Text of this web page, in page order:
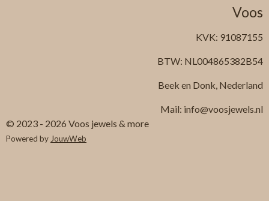
Voos
KVK: 91087155
BTW: NL004865382B54
Beek en Donk, Nederland
Mail: info@voosjewels.nl
© 2023 - 2026 Voos jewels & more
Powered byJouwWeb